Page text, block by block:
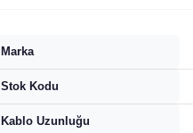
Marka
Stok Kodu
Kablo Uzunluğu